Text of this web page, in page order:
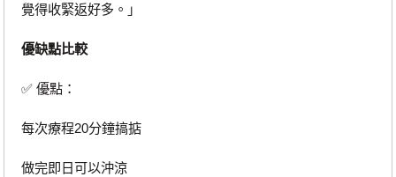
覺得收緊返好多。」
優缺點比較
✅ 優點：
每次療程20分鐘搞掂
做完即日可以沖涼